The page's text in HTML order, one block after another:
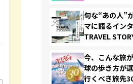
旬な“あの人”
マに語るイン
TRAVEL
今、こんな旅
球の歩き方が
行くべき旅先